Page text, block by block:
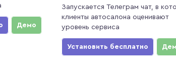
Демо
Запускается Телеграм чат, в
клиенты автосалона оценивают
уровень сервиса
Установить бесплатно